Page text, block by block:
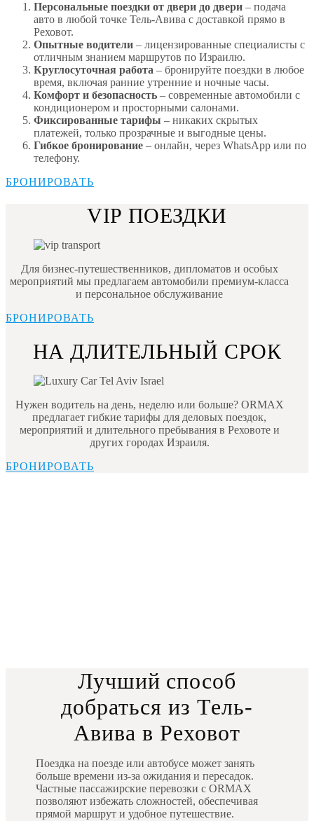
Персональные поездки от двери до двери – подача
авто в любой точке Тель-Авива с доставкой прямо в
Реховот.
Опытные водители – лицензированные специалисты с
отличным знанием маршрутов по Израилю.
Круглосуточная работа – бронируйте поездки в любое
время, включая ранние утренние и ночные часы.
Комфорт и безопасность – современные автомобили с
кондиционером и просторными салонами.
Фиксированные тарифы – никаких скрытых
платежей, только прозрачные и выгодные цены.
Гибкое бронирование – онлайн, через WhatsApp или по
телефону.
БРОНИРОВАТЬ
VIP ПОЕЗДКИ
Для бизнес-путешественников, дипломатов и особых
мероприятий мы предлагаем автомобили премиум-класса
и персональное обслуживание
БРОНИРОВАТЬ
НА ДЛИТЕЛЬНЫЙ СРОК
Нужен водитель на день, неделю или больше? ORMAX
предлагает гибкие тарифы для деловых поездок,
мероприятий и длительного пребывания в Реховоте и
других городах Израиля.
БРОНИРОВАТЬ
Лучший способ
добраться из Тель-
Авива в Реховот
Поездка на поезде или автобусе может занять
больше времени из-за ожидания и пересадок.
Частные пассажирские перевозки с ORMAX
позволяют избежать сложностей, обеспечивая
прямой маршрут и удобное путешествие.